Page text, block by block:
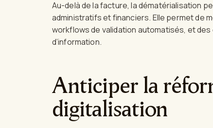
Au-delà de la facture, la dématérialisation
administratifs et financiers. Elle permet de
workflows de validation automatisés, et
d’information.
Anticiper la
digitalisation